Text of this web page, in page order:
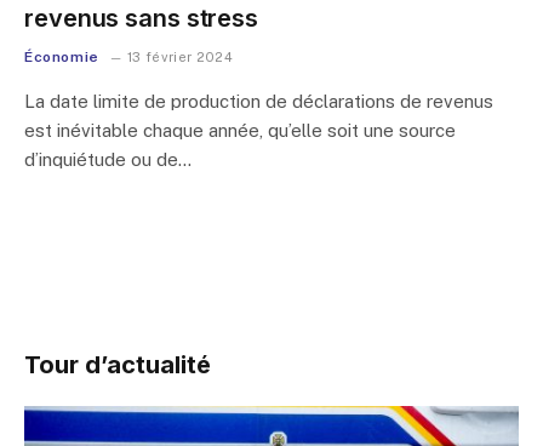
revenus sans stress
Économie 13 février 2024
La date limite de production de déclarations de revenus
est inévitable chaque année, qu’elle soit une source
d’inquiétude ou de…
Tour d’actualité